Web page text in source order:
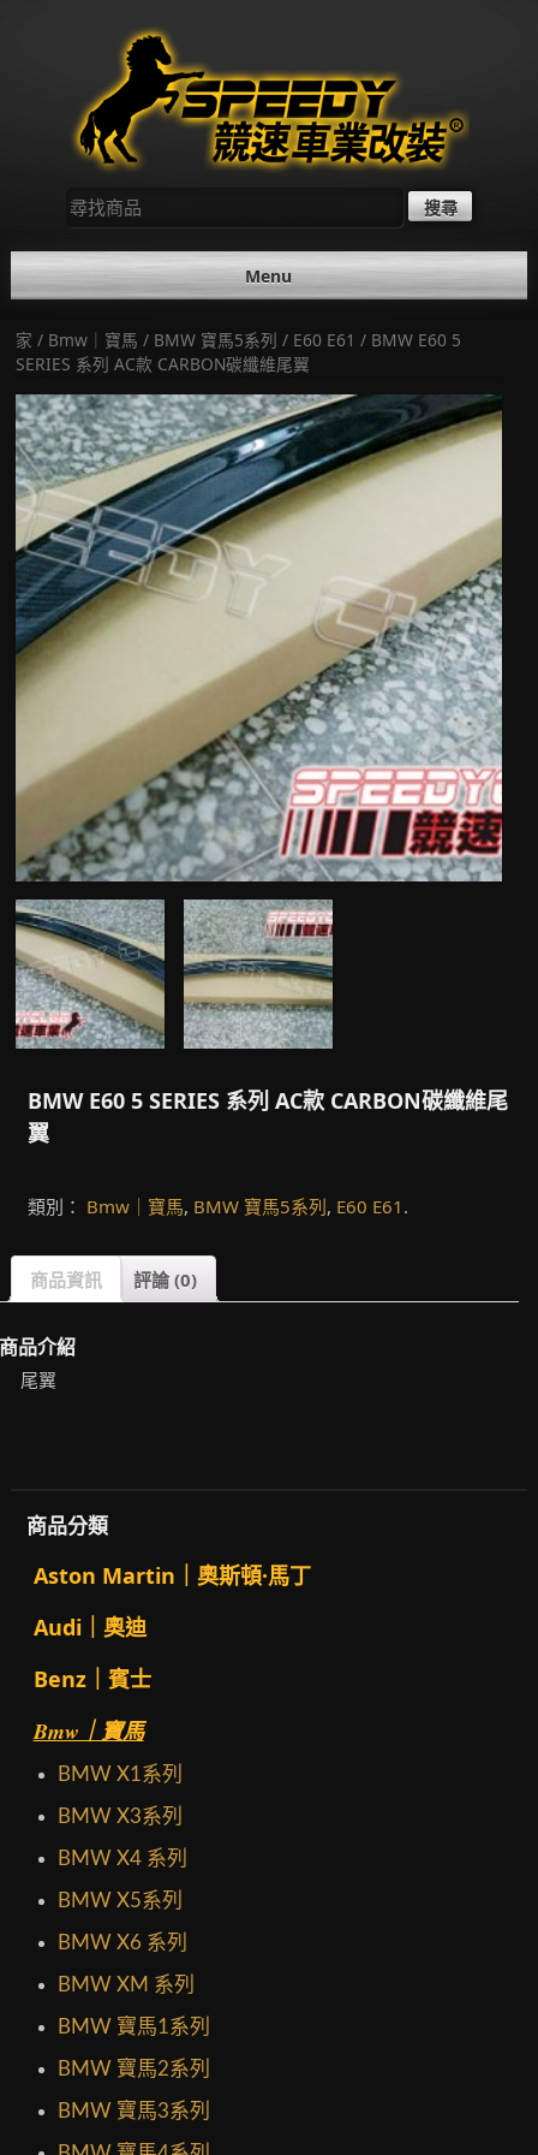
尋
找：
Menu
家 / Bmw｜寶馬 / BMW 寶馬5系列 / E60 E61 / BMW E60 5
SERIES 系列 AC款 CARBON碳纖維尾翼
BMW E60 5 SERIES 系列 AC款 CARBON碳纖維尾
翼
類別： Bmw｜寶馬, BMW 寶馬5系列, E60 E61 .
商品資訊 評論 (0)
品介紹
尾翼
商品分類
Aston Martin｜奧斯頓·馬丁
Audi｜奧迪
Benz｜賓士
Bmw｜寶馬
BMW X1系列
BMW X3系列
BMW X4 系列
BMW X5系列
BMW X6 系列
BMW XM 系列
BMW 寶馬1系列
BMW 寶馬2系列
BMW 寶馬3系列